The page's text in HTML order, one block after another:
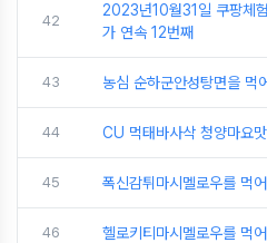
42
2023년10월31일 쿠팡체
가 연속 12번째
43 농심 순하군안성탕면을 먹
44 CU 먹태바사삭 청양마요
45 폭신감튀마시멜로우를 먹
46 헬로키티마시멜로우를 먹